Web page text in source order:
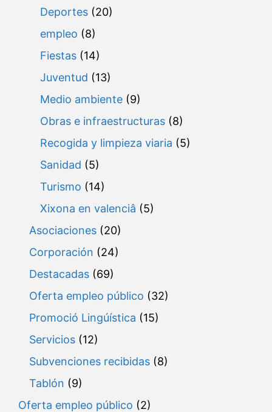
Deportes (20)
empleo (8)
Fiestas (14)
Juventud (13)
Medio ambiente (9)
Obras e infraestructuras (8)
Recogida y limpieza viaria (5)
Sanidad (5)
Turismo (14)
Xixona en valenciâ (5)
Asociaciones (20)
Corporación (24)
Destacadas (69)
Oferta empleo público (32)
Promoció Lingúística (15)
Servicios (12)
Subvenciones recibidas (8)
Tablón (9)
Oferta empleo público (2)